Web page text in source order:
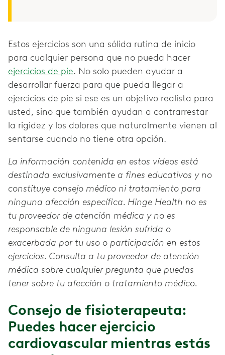
Estos ejercicios son una sólida rutina de inicio
para cualquier persona que no pueda hacer
ejercicios de pie. No solo pueden ayudar a
desarrollar fuerza para que pueda llegar a
ejercicios de pie si ese es un objetivo realista para
usted, sino que también ayudan a contrarrestar
la rigidez y los dolores que naturalmente vienen al
sentarse cuando no tiene otra opción.
La información contenida en estos vídeos está
destinada exclusivamente a fines educativos y no
constituye consejo médico ni tratamiento para
ninguna afección específica. Hinge Health no es
tu proveedor de atención médica y no es
responsable de ninguna lesión sufrida o
exacerbada por tu uso o participación en estos
ejercicios. Consulta a tu proveedor de atención
médica sobre cualquier pregunta que puedas
tener sobre tu afección o tratamiento médico.
Consejo de fisioterapeuta:
Puedes hacer ejercicio
cardiovascular mientras estás